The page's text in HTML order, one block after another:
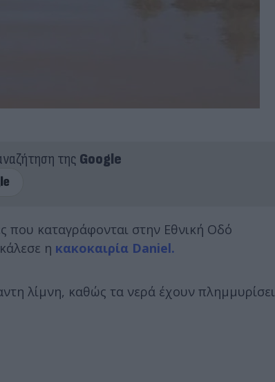
της Google
που καταγράφονται στην Εθνική Οδό
η κακοκαιρία Daniel.
λίμνη, καθώς τα νερά έχουν πλημμυρίσει